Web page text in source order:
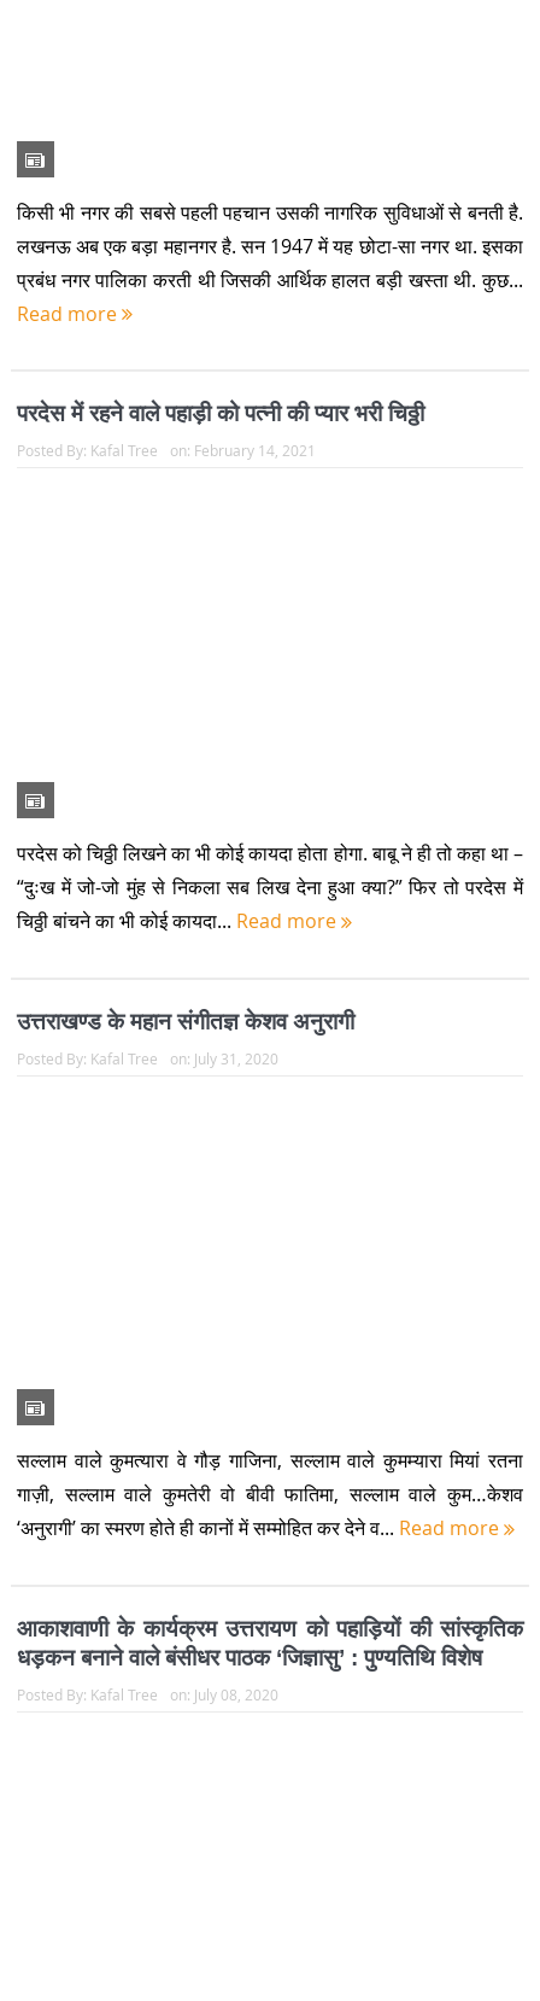
किसी भी नगर की सबसे पहली पहचान उसकी नागरिक सुविधाओं से बनती है.
लखनऊ अब एक बड़ा महानगर है. सन 1947 में यह छोटा-सा नगर था. इसका
प्रबंध नगर पालिका करती थी जिसकी आर्थिक हालत बड़ी खस्ता थी. कुछ...
Read more
परदेस में रहने वाले पहाड़ी को पत्नी की प्यार भरी चिठ्ठी
Posted By: Kafal Tree on: February 14, 2021
परदेस को चिठ्ठी लिखने का भी कोई कायदा होता होगा. बाबू ने ही तो कहा था –
“दुःख में जो-जो मुंह से निकला सब लिख देना हुआ क्या?” फिर तो परदेस में
चिठ्ठी बांचने का भी कोई कायदा... Read more
उत्तराखण्ड के महान संगीतज्ञ केशव अनुरागी
Posted By: Kafal Tree on: July 31, 2020
सल्लाम वाले कुमत्यारा वे गौड़ गाजिना, सल्लाम वाले कुमम्यारा मियां रतना
गाज़ी, सल्लाम वाले कुमतेरी वो बीवी फातिमा, सल्लाम वाले कुम…केशव
‘अनुरागी’ का स्मरण होते ही कानों में सम्मोहित कर देने व... Read more
आकाशवाणी के कार्यक्रम उत्तरायण को पहाड़ियों की सांस्कृतिक
धड़कन बनाने वाले बंसीधर पाठक ‘जिज्ञासु’ : पुण्यतिथि विशेष
Posted By: Kafal Tree on: July 08, 2020